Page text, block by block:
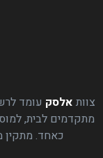
צוות אלסק עומד
מתקדמים לבית,
כאחד.